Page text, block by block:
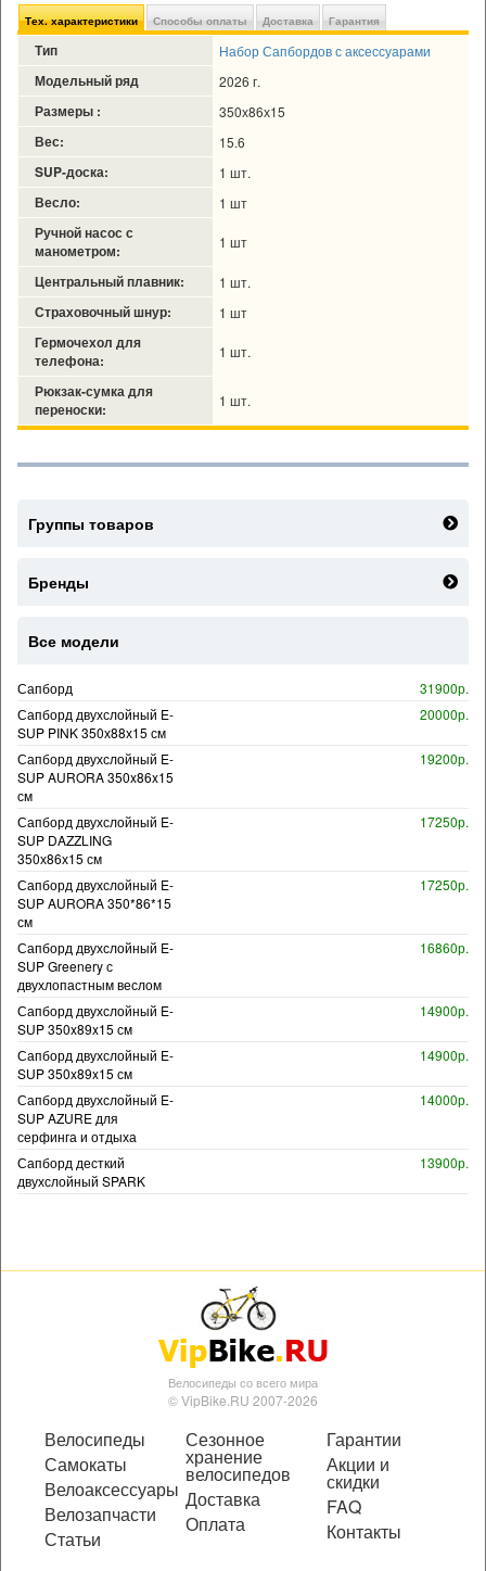
Тех. характеристики Способы оплаты Доставка Гарантия
Тип Набор Сапбордов с аксессуарами
Модельный ряд 2026 г.
Размеры : 350х86х15
Вес: 15.6
SUP-доска: 1 шт.
Весло: 1 шт
Ручной насос с
манометром:
1 шт
Центральный плавник: 1 шт.
Страховочный шнур: 1 шт
Гермочехол для
телефона:
1 шт.
Рюкзак-сумка для
переноски:
1 шт.
Группы товаров
Бренды
Все модели
Сапборд
31900р.
Сапборд двухслойный E-
SUP PINK 350х88х15 см
20000р.
Сапборд двухслойный E-
SUP AURORA 350x86x15
см
19200р.
Сапборд двухслойный E-
SUP DAZZLING
350х86х15 см
17250р.
Сапборд двухслойный E-
SUP AURORA 350*86*15
см
17250р.
Сапборд двухслойный E-
SUP Greenery с
двухлопастным веслом
16860р.
Сапборд двухслойный E-
SUP 350x89x15 см
14900р.
Сапборд двухслойный E-
SUP 350x89x15 см
14900р.
Сапборд двухслойный E-
SUP AZURE для
серфинга и отдыха
14000р.
Сапборд десткий
двухслойный SPARK
13900р.
Велосипеды со всего мира
© VipBike.RU 2007-2026
Велосипеды
Самокаты
Велоаксессуары
Велозапчасти
Статьи
Сезонное
хранение
велосипедов
Доставка
Оплата
Гарантии
Акции и
скидки
FAQ
Контакты